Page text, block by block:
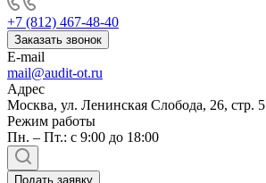
+7 (812) 467-48-40
Заказать звонок
E-mail
mail@audit-ot.ru
Адрес
Москва, ул. Ленинская Слобода, 26, стр. 5
Режим работы
Пн. – Пт.: с 9:00 до 18:00
Подать заявку